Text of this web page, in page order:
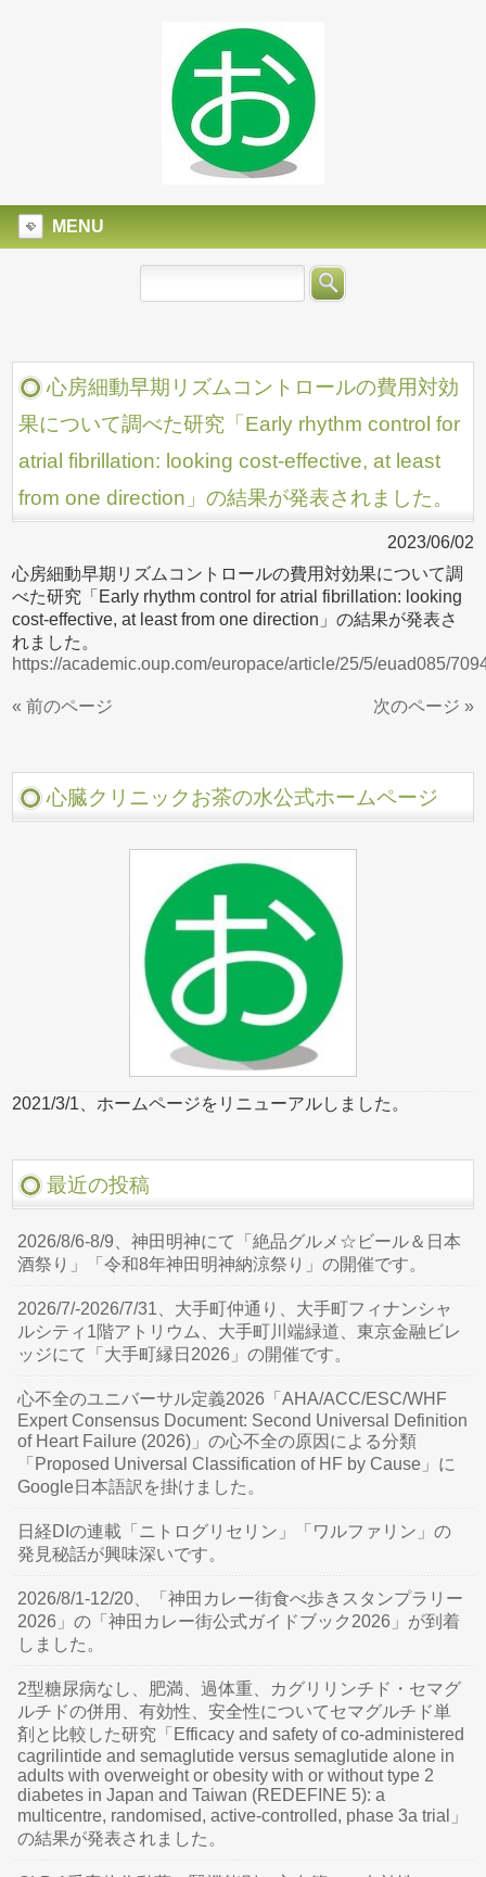
MENU
心房細動早期リズムコントロールの費用対効
果について調べた研究「Early rhythm control for
atrial fibrillation: looking cost-effective, at least
from one direction」の結果が発表されました。
2023/06/02
心房細動早期リズムコントロールの費用対効果について調
べた研究「Early rhythm control for atrial fibrillation: looking
cost-effective, at least from one direction」の結果が発表さ
れました。
https://academic.oup.com/europace/article/25/5/euad085/
« 前のページ 次のページ »
心臓クリニックお茶の水公式ホームページ
2021/3/1、ホームページをリニューアルしました。
最近の投稿
2026/8/6-8/9、神田明神にて「絶品グルメ☆ビール＆日本
酒祭り」「令和8年神田明神納涼祭り」の開催です。
2026/7/-2026/7/31、大手町仲通り、大手町フィナンシャ
ルシティ1階アトリウム、大手町川端緑道、東京金融ビレ
ッジにて「大手町縁日2026」の開催です。
心不全のユニバーサル定義2026「AHA/ACC/ESC/WHF
Expert Consensus Document: Second Universal Definition
of Heart Failure (2026)」の心不全の原因による分類
「Proposed Universal Classification of HF by Cause」に
Google日本語訳を掛けました。
日経DIの連載「ニトログリセリン」「ワルファリン」の
発見秘話が興味深いです。
2026/8/1-12/20、「神田カレー街食べ歩きスタンプラリー
2026」の「神田カレー街公式ガイドブック2026」が到着
しました。
2型糖尿病なし、肥満、過体重、カグリリンチド・セマグ
ルチドの併用、有効性、安全性についてセマグルチド単
剤と比較した研究「Efficacy and safety of co-administered
cagrilintide and semaglutide versus semaglutide alone in
adults with overweight or obesity with or without type 2
diabetes in Japan and Taiwan (REDEFINE 5): a
multicentre, randomised, active-controlled, phase 3a trial」
の結果が発表されました。